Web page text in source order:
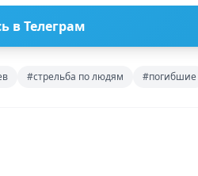
в Телеграм
#стрельба по людям #погибшие